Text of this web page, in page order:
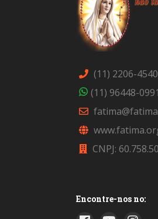
(11) 2206-4540
(11) 96448-0991
CNPJ:
Encontre-nos no: